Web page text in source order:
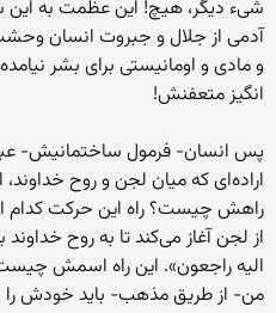
شیء دیگر، هیچ! این عظمت به
آدمی از جلال و جبروت انسان
و مادی و اومانیستی برای بشر
انگیز متعفنش!
پس انسان- فرمول ساختمانیش-
اراده‌ای که میان لجن و روح
راهش چیست؟ راه این حرکت
از لجن آغاز می‌کند تا به روح
الیه راجعون». این راه اسمش
من- از طریق مذهب- باید خودش را